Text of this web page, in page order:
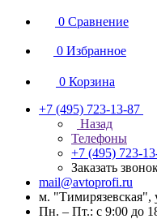
0 Сравнение
0 Избранное
0 Корзина
+7 (495) 723-13-87
Назад
Телефоны
+7 (495) 723-
Заказать
mail@avtoprofi.ru
м. "Тимирязевская",
Пн. – Пт.: с 9:00 до